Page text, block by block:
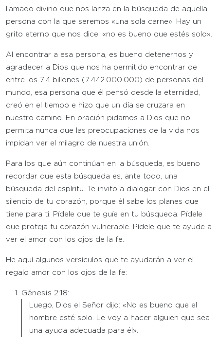
llamado divino que nos lanza en la búsqueda de aquella
persona con la que seremos «una sola carne». Hay un
grito eterno que nos dice: «no es bueno que estés solo».
Al encontrar a esa persona, es bueno detenernos y
agradecer a Dios que nos ha permitido encontrar de
entre los 7.4 billones (7.442.000.000) de personas del
mundo, esa persona que él pensó desde la eternidad,
creó en el tiempo e hizo que un día se cruzara en
nuestro camino. En oración pidamos a Dios que no
permita nunca que las preocupaciones de la vida nos
impidan ver el milagro de nuestra unión.
Para los que aún continúan en la búsqueda, es bueno
recordar que esta búsqueda es, ante todo, una
búsqueda del espíritu. Te invito a dialogar con Dios en el
silencio de tu corazón, porque él sabe los planes que
tiene para ti. Pídele que te guíe en tu búsqueda. Pídele
que proteja tu corazón vulnerable. Pídele que te ayude a
ver el amor con los ojos de la fe.
He aquí algunos versículos que te ayudarán a ver el
regalo amor con los ojos de la fe:
Génesis 2:18:
Luego, Dios el Señor dijo: «No es bueno que el
hombre esté solo. Le voy a hacer alguien que sea
una ayuda adecuada para él».